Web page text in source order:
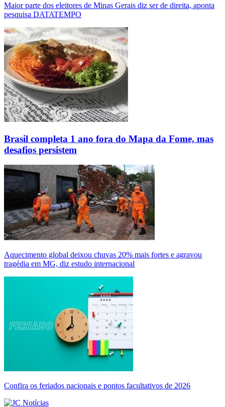
Maior parte dos eleitores de Minas Gerais diz ser de direita, aponta
pesquisa DATATEMPO
Brasil completa 1 ano fora do Mapa da Fome, mas
desafios persistem
Aquecimento global deixou chuvas 20% mais fortes e agravou
tragédia em MG, diz estudo internacional
Confira os feriados nacionais e pontos facultativos de 2026